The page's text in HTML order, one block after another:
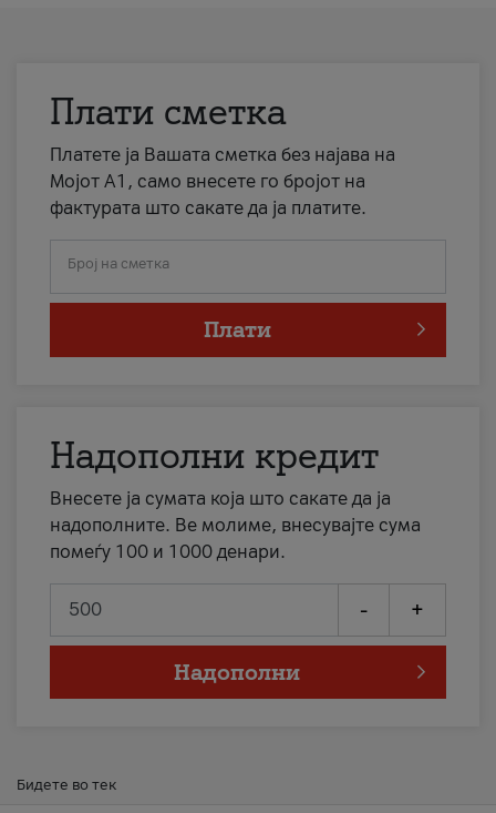
Плати сметка
Платете ја Вашата сметка без најава на
Мојот А1, само внесете го бројот на
фактурата што сакате да ја платите.
Број на сметка
Плати
Надополни кредит
Внесете ја сумата која што сакате да ја
надополните. Ве молиме, внесувајте сума
помеѓу 100 и 1000 денари.
- +
Надополни
Бидете во тек